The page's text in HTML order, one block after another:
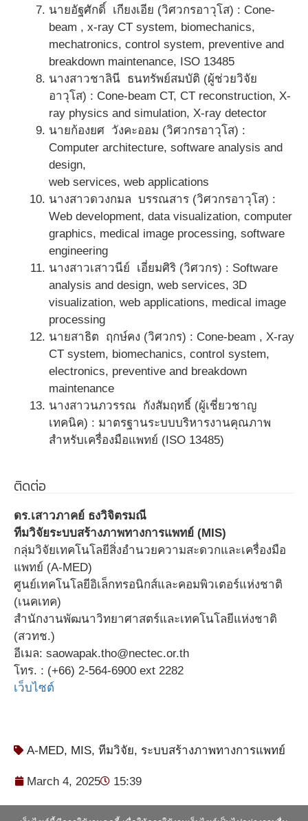
นายอัฐศักดิ์ เกียงเอีย (วิศวกรอาวุโส) : Cone-
beam , x-ray CT system, biomechanics,
mechatronics, control system, preventive and
breakdown maintenance, ISO 13485
นางสาวชาลินี ธนทรัพย์สมบัติ (ผู้ช่วยวิจัย
อาวุโส) : Cone-beam CT, CT reconstruction, X-
ray physics and simulation, X-ray detector
นายก้องยศ วังคะออม (วิศวกรอาวุโส) :
Computer architecture, software analysis and
design,
web services, web applications
นางสาวดวงกมล บรรณสาร (วิศวกรอาวุโส) :
Web development, data visualization, computer
graphics, medical image processing, software
engineering
นางสาวเสาวนีย์ เอี่ยมศิริ (วิศวกร) : Software
analysis and design, web services, 3D
visualization, web applications, medical image
processing
นายสาธิต ฤกษ์คง (วิศวกร) : Cone-beam , X-ray
CT system, biomechanics, control system,
electronics, preventive and breakdown
maintenance
นางสาวนภวรรณ กังสัมฤทธิ์ (ผู้เชี่ยวชาญ
เทคนิค) : มาตรฐานระบบบริหารงานคุณภาพ
สำหรับเครื่องมือแพทย์ (ISO 13485)
ติดต่อ
ดร.เสาวภาคย์ ธงวิจิตรมณี
ทีมวิจัยระบบสร้างภาพทางการแพทย์ (MIS)
กลุ่มวิจัยเทคโนโลยีสิ่งอำนวยความสะดวกและเครื่องมือ
แพทย์ (A-MED)
ศูนย์เทคโนโลยีอิเล็กทรอนิกส์และคอมพิวเตอร์แห่งชาติ
(เนคเทค)
สำนักงานพัฒนาวิทยาศาสตร์และเทคโนโลยีแห่งชาติ
(สวทช.)
อีเมล: saowapak.tho@nectec.or.th
โทร. : (+66) 2-564-6900 ext 2282
เว็บไซต์
A-MED, MIS, ทีมวิจัย, ระบบสร้างภาพทางการแพทย์
March 4, 2025 15:39